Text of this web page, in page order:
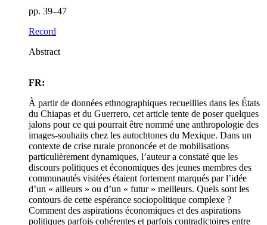
pp. 39–47
Record
Abstract
FR:
À partir de données ethnographiques recueillies dans les États
du Chiapas et du Guerrero, cet article tente de poser quelques
jalons pour ce qui pourrait être nommé une anthropologie des
images-souhaits chez les autochtones du Mexique. Dans un
contexte de crise rurale prononcée et de mobilisations
particulièrement dynamiques, l’auteur a constaté que les
discours politiques et économiques des jeunes membres des
communautés visitées étaient fortement marqués par l’idée
d’un « ailleurs » ou d’un « futur » meilleurs. Quels sont les
contours de cette espérance sociopolitique complexe ?
Comment des aspirations économiques et des aspirations
politiques parfois cohérentes et parfois contradictoires entre